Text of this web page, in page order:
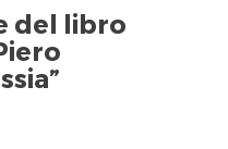
del libro